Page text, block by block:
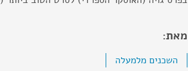
מאת:
השכנים מלמעלה